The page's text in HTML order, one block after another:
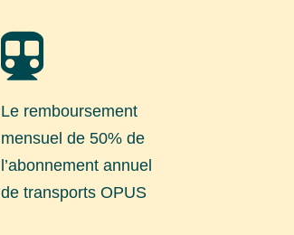

Le remboursement
mensuel de 50% de
l’abonnement annuel
de transports OPUS